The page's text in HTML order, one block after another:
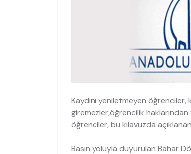
Kaydını yeniletmeyen
giremezler,öğrencilik
öğrenciler, bu kılavuzda
Basın yoluyla duyurulan Bahar